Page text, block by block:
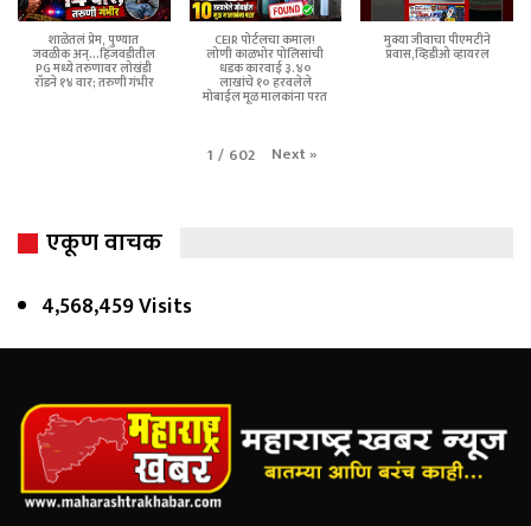
शाळेतलं प्रेम, पुण्यात
जवळीक अन्...हिंजवडीतील
PG मध्ये तरुणावर लोखंडी
रॉडने १४ वार; तरुणी गंभीर
CEIR पोर्टलचा कमाल!
लोणी काळभोर पोलिसांची
धडक कारवाई ३.४०
लाखांचे १० हरवलेले
मोबाईल मूळ मालकांना परत
मुक्या जीवाचा पीएमटीने
प्रवास,व्हिडीओ व्हायरल
1 / 602 Next»
एकूण वाचक
4,568,459 Visits